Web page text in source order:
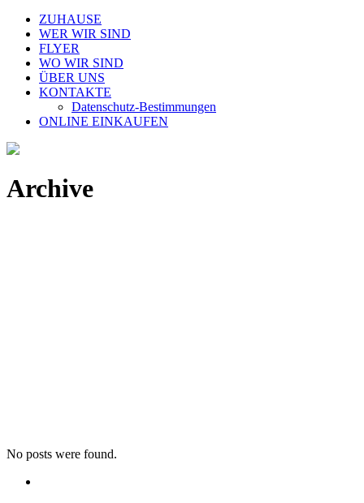
ZUHAUSE
WER WIR SIND
FLYER
WO WIR SIND
ÜBER UNS
KONTAKTE
Datenschutz-Bestimmungen
ONLINE EINKAUFEN
Archive
No posts were found.